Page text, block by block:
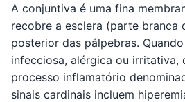
A conjuntiva é uma fina
recobre a esclera (parte branca
posterior das pálpebras.
infecciosa, alérgica ou irritativa,
processo inflamatório
sinais cardinais incluem